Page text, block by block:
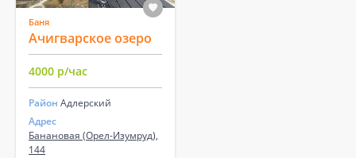
Баня
Ачигварское озеро
4000 р/час
Район Адлерский
Адрес
Банановая (Орел-Изумруд),
144